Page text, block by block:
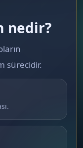
nedir?
sürecidir.